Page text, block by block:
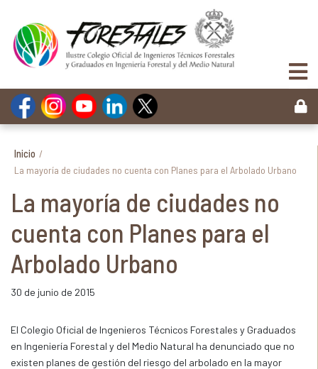
Inicio /
La mayoría de ciudades no cuenta con Planes para el Arbolado Urbano
La mayoría de ciudades no
cuenta con Planes para el
Arbolado Urbano
30 de junio de 2015
El Colegio Oficial de Ingenieros Técnicos Forestales y Graduados
en Ingeniería Forestal y del Medio Natural ha denunciado que no
existen planes de gestión del riesgo del arbolado en la mayor